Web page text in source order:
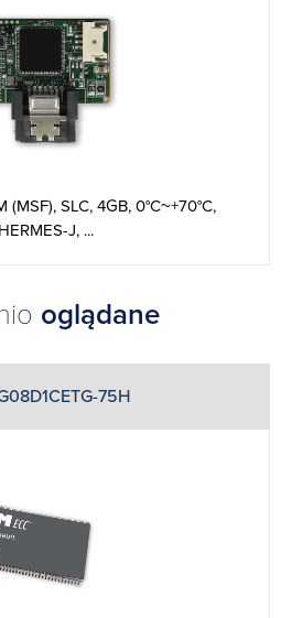
(MSF), SLC, 4GB, 0°C~+70°C,
HERMES-J, ...
oglądane
75H